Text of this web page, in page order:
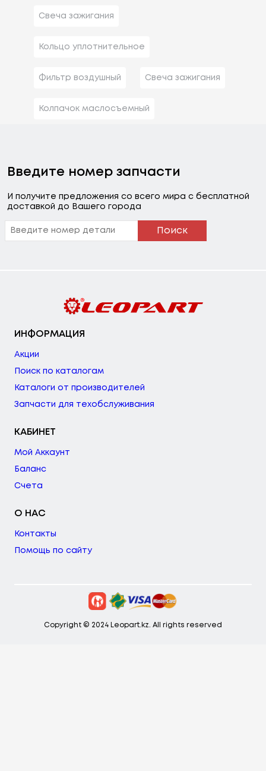
Свеча зажигания
Кольцо уплотнительное
Фильтр воздушный Свеча зажигания
Колпачок маслосъемный
Введите номер запчасти
И получите предложения со всего мира с бесплатной
доставкой до Вашего города
Поиск
ИНФОРМАЦИЯ
Акции
Поиск по каталогам
Каталоги от производителей
Запчасти для техобслуживания
КАБИНЕТ
Мой Аккаунт
Баланс
Счета
О НАС
Контакты
Помощь по сайту
Copyright © 2024 Leopart.kz. All rights reserved